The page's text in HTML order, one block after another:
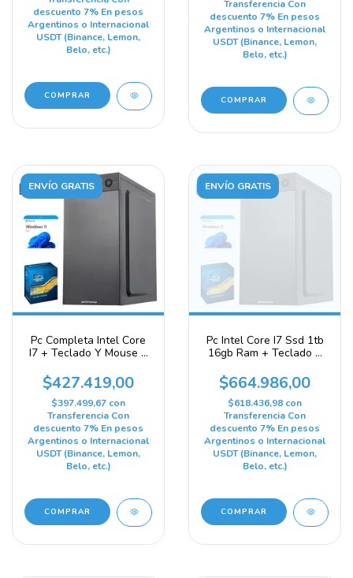
descuento 7% En pesos
Argentinos o Internacional
USDT (Binance, Lemon,
Belo, etc.)
Transferencia Con
descuento 7% En pesos
Argentinos o Internacional
USDT (Binance, Lemon,
Belo, etc.)
ENVÍO GRATIS
Pc Completa Intel Core
I7 + Teclado Y Mouse +
8 Gb Gráficos Integrados
Intel Hd Graphics 4000
$427.419,00
$397.499,67 con
Transferencia Con
descuento 7% En pesos
Argentinos o Internacional
USDT (Binance, Lemon,
Belo, etc.)
ENVÍO GRATIS
Pc Intel Core I7 Ssd 1tb
16gb Ram + Teclado +
Gb Gráficos Integrados
Intel Hd Graphics
4000/3000
$664.986,00
$618.436,98 con
Transferencia Con
descuento 7% En pesos
Argentinos o Internacional
USDT (Binance, Lemon,
Belo, etc.)